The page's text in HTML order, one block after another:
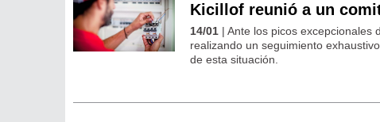
Kicillof reunió a un
14/01 | Ante los picos excepcionales
realizando un seguimiento
de esta situación.